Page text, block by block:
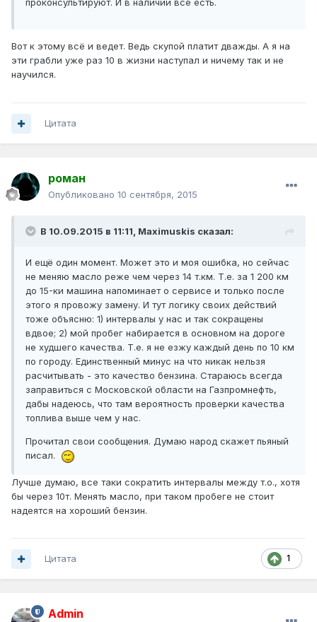
проконсультируют. И в наличии всё есть.
Вот к этому всё и ведет. Ведь скупой платит дважды. А я на
эти грабли уже раз 10 в жизни наступал и ничему так и не
научился.
Цитата
роман
Опубликовано 10 сентября, 2015
В 10.09.2015 в 11:11, Maximuskis сказал:
И ещё один момент. Может это и моя ошибка, но сейчас
не меняю масло реже чем через 14 т.км. Т.е. за 1 200 км
до 15-ки машина напоминает о сервисе и только после
этого я провожу замену. И тут логику своих действий
тоже объясню: 1) интервалы у нас и так сокращены
вдвое; 2) мой пробег набирается в основном на дороге
не худшего качества. Т.е. я не езжу каждый день по 10 км
по городу. Единственный минус на что никак нельзя
расчитывать - это качество бензина. Стараюсь всегда
заправиться с Московской области на Газпромнефть,
дабы надеюсь, что там вероятность проверки качества
топлива выше чем у нас.
Прочитал свои сообщения. Думаю народ скажет пьяный
писал.
Лучше думаю, все таки сократить интервалы между т.о., хотя
бы через 10т. Менять масло, при таком пробеге не стоит
надеятся на хороший бензин.
1
Цитата
Admin